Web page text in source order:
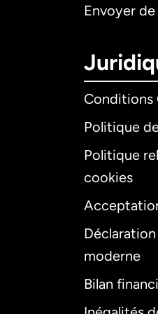
Envoyer
Conditions
Politique
Politique
cookies
moderne
Bilan